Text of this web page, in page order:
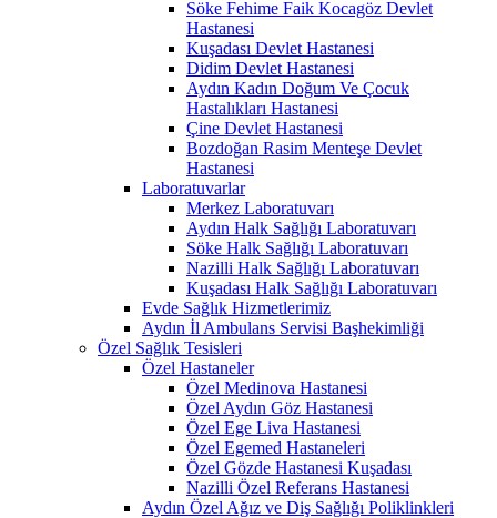
Söke Fehime Faik Kocagöz Devlet
Hastanesi
Kuşadası Devlet Hastanesi
Didim Devlet Hastanesi
Aydın Kadın Doğum Ve Çocuk
Hastalıkları Hastanesi
Çine Devlet Hastanesi
Bozdoğan Rasim Menteşe Devlet
Hastanesi
Laboratuvarlar
Merkez Laboratuvarı
Aydın Halk Sağlığı Laboratuvarı
Söke Halk Sağlığı Laboratuvarı
Nazilli Halk Sağlığı Laboratuvarı
Kuşadası Halk Sağlığı Laboratuvarı
Evde Sağlık Hizmetlerimiz
Aydın İl Ambulans Servisi Başhekimliği
Özel Sağlık Tesisleri
Özel Hastaneler
Özel Medinova Hastanesi
Özel Aydın Göz Hastanesi
Özel Ege Liva Hastanesi
Özel Egemed Hastaneleri
Özel Gözde Hastanesi Kuşadası
Nazilli Özel Referans Hastanesi
Aydın Özel Ağız ve Diş Sağlığı Poliklinkleri